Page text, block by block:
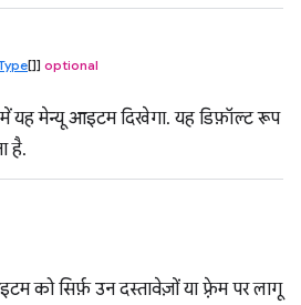
[]] optional
यह मेन्यू आइटम दिखेगा. यह डिफ़ॉल्ट रूप
है.
को सिर्फ़ उन दस्तावेज़ों या फ़्रेम पर लागू